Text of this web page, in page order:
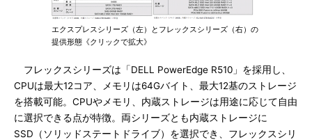
エクスプレスシリーズ（左）とフレックスシリーズ（右）の
提供形態《クリックで拡大》
フレックスシリーズは「DELL PowerEdge R510」を採用し、
CPUは最大12コア、メモリは64Gバイト、最大12基のストレージ
を搭載可能。CPUやメモリ、内蔵ストレージは用途に応じて自由
に選択できる点が特徴。両シリーズとも内蔵ストレージに
SSD（ソリッドステートドライブ）を選択でき、フレックスシリ